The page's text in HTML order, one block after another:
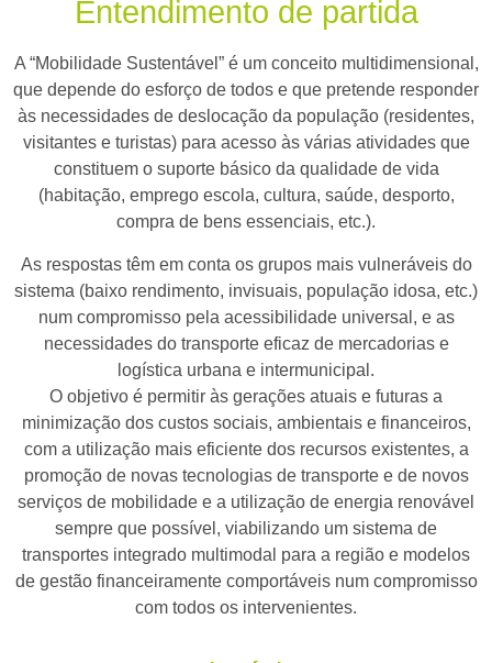
Entendimento de partida
A “Mobilidade Sustentável” é um conceito multidimensional,
que depende do esforço de todos e que pretende responder
às necessidades de deslocação da população (residentes,
visitantes e turistas) para acesso às várias atividades que
constituem o suporte básico da qualidade de vida
(habitação, emprego escola, cultura, saúde, desporto,
compra de bens essenciais, etc.).
As respostas têm em conta os grupos mais vulneráveis do
sistema (baixo rendimento, invisuais, população idosa, etc.)
num compromisso pela acessibilidade universal, e as
necessidades do transporte eficaz de mercadorias e
logística urbana e intermunicipal.
O objetivo é permitir às gerações atuais e futuras a
minimização dos custos sociais, ambientais e financeiros,
com a utilização mais eficiente dos recursos existentes, a
promoção de novas tecnologias de transporte e de novos
serviços de mobilidade e a utilização de energia renovável
sempre que possível, viabilizando um sistema de
transportes integrado multimodal para a região e modelos
de gestão financeiramente comportáveis num compromisso
com todos os intervenientes.